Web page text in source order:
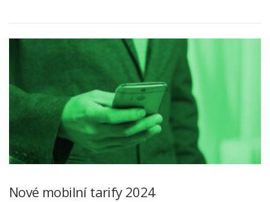
Nové mobilní tarify 2024